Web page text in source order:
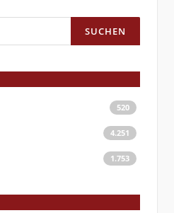
520
4.251
1.753